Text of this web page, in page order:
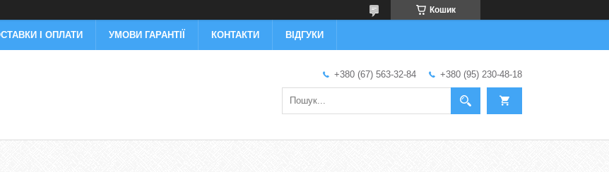
Кошик
І ОПЛАТИ УМОВИ ГАРАНТІЇ КОНТАКТИ ВІДГУКИ
+380 (67) 563-32-84 +380 (95) 230-48-18